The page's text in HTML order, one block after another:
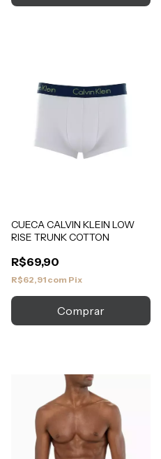
CUECA CALVIN KLEIN LOW
RISE TRUNK COTTON
R$69,90
R$62,91 com Pix
Comprar